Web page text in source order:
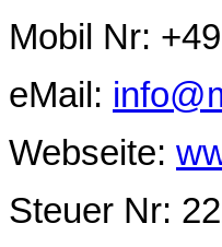
Mobil Nr:
eMail:
Webseite:
Steuer Nr: